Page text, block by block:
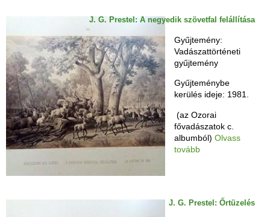
J. G. Prestel: A negyedik szövetfal felállítása
Gyűjtemény:
Vadászattörténeti
gyűjtemény
Gyűjteménybe
kerülés ideje: 1981.
(az Ozorai
fővadászatok c.
albumból) Olvass
tovább
J. G. Prestel: Őrtüzelés